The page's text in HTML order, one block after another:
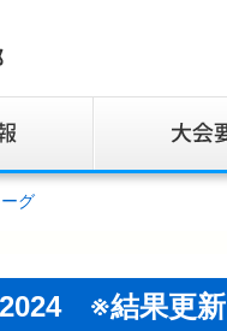
グ
2024 ※結果更新